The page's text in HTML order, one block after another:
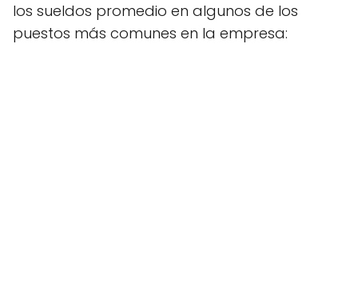
los sueldos promedio en algunos de los
puestos más comunes en la empresa: